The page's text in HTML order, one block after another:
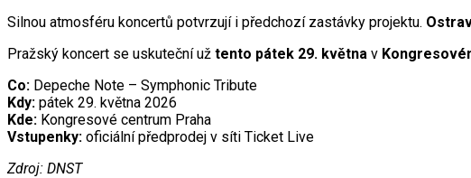
Silnou atmosféru koncertů potvrzují i předchozí zastávky projektu.
Pražský koncert se uskuteční už tento pátek 29. května v
Co: Depeche Note – Symphonic Tribute
Kdy: pátek 29. května 2026
Kde: Kongresové centrum Praha
Vstupenky: oficiální předprodej v síti Ticket Live
Zdroj: DNST